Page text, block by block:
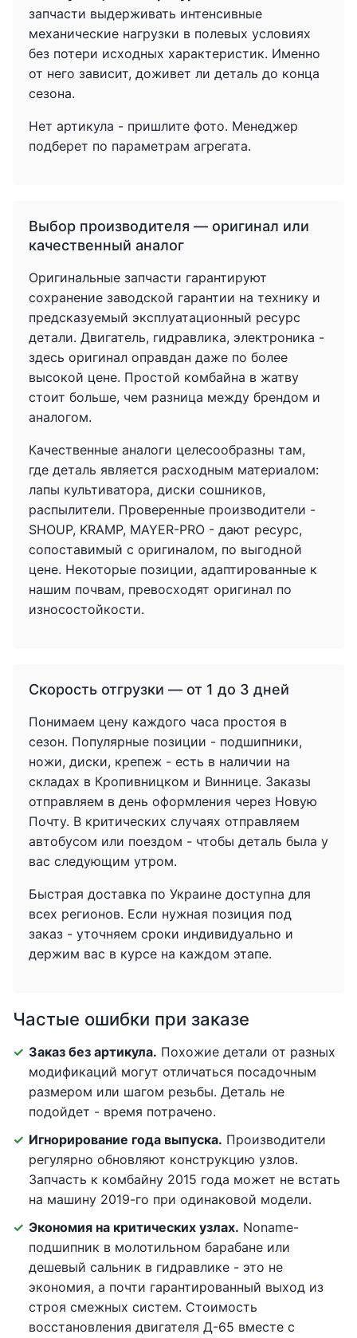
запчасти выдерживать интенсивные
механические нагрузки в полевых условиях
без потери исходных характеристик. Именно
от него зависит, доживет ли деталь до конца
сезона.
Нет артикула - пришлите фото. Менеджер
подберет по параметрам агрегата.
Выбор производителя — оригинал или
качественный аналог
Оригинальные запчасти гарантируют
сохранение заводской гарантии на технику и
предсказуемый эксплуатационный ресурс
детали. Двигатель, гидравлика, электроника -
здесь оригинал оправдан даже по более
высокой цене. Простой комбайна в жатву
стоит больше, чем разница между брендом и
аналогом.
Качественные аналоги целесообразны там,
где деталь является расходным материалом:
лапы культиватора, диски сошников,
распылители. Проверенные производители -
SHOUP, KRAMP, MAYER-PRO - дают ресурс,
сопоставимый с оригиналом, по выгодной
цене. Некоторые позиции, адаптированные к
нашим почвам, превосходят оригинал по
износостойкости.
Скорость отгрузки — от 1 до 3 дней
Понимаем цену каждого часа простоя в
сезон. Популярные позиции - подшипники,
ножи, диски, крепеж - есть в наличии на
складах в Кропивницком и Виннице. Заказы
отправляем в день оформления через Новую
Почту. В критических случаях отправляем
автобусом или поездом - чтобы деталь была у
вас следующим утром.
Быстрая доставка по Украине доступна для
всех регионов. Если нужная позиция под
заказ - уточняем сроки индивидуально и
держим вас в курсе на каждом этапе.
Частые ошибки при заказе
Заказ без артикула. Похожие детали от разных
модификаций могут отличаться посадочным
размером или шагом резьбы. Деталь не
подойдет - время потрачено.
Игнорирование года выпуска. Производители
регулярно обновляют конструкцию узлов.
Запчасть к комбайну 2015 года может не встать
на машину 2019-го при одинаковой модели.
Экономия на критических узлах. Noname-
подшипник в молотильном барабане или
дешевый сальник в гидравлике - это не
экономия, а почти гарантированный выход из
строя смежных систем. Стоимость
восстановления двигателя Д-65 вместе с